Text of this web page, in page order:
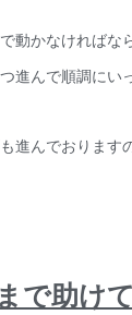
動かなければな
進んで順調にい
進んでおります
で助け